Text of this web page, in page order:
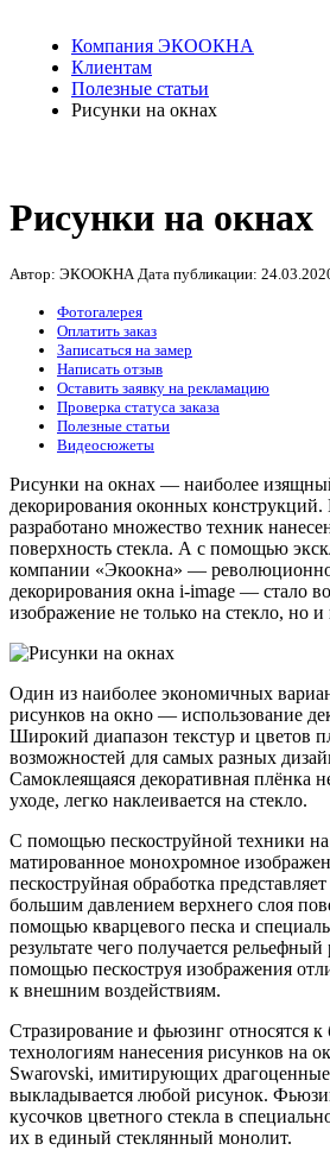
Компания ЭКООКНА
Клиентам
Полезные статьи
Рисунки на окнах
Рисунки на окнах
Автор: ЭКООКНА Дата публикации:
Фотогалерея
Оплатить заказ
Записаться на замер
Написать отзыв
Оставить заявку на рекламацию
Проверка статуса заказа
Полезные статьи
Видеосюжеты
Рисунки на окнах — наиболее
декорирования оконных
разработано множество техник
поверхность стекла. А с помощью
компании «Экоокна» —
декорирования окна i-image — стало
изображение не только на стекло, но
Один из наиболее экономичных
рисунков на окно — использование
Широкий диапазон текстур и цветов
возможностей для самых разных
Самоклеящаяся декоративная плёнка
уходе, легко наклеивается на стекло.
С помощью пескоструйной техники на
матированное монохромное
пескоструйная обработка
большим давлением верхнего слоя
помощью кварцевого песка и
результате чего получается
помощью пескоструя изображения
к внешним воздействиям.
Стразирование и фьюзинг относятся к
технологиям нанесения рисунков на
Swarovski, имитирующих драгоценные
выкладывается любой рисунок.
кусочков цветного стекла в
их в единый стеклянный монолит.